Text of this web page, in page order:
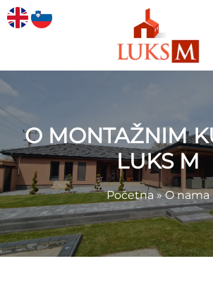
O MONTAŽNIM
LUKS M
Početna » O nama